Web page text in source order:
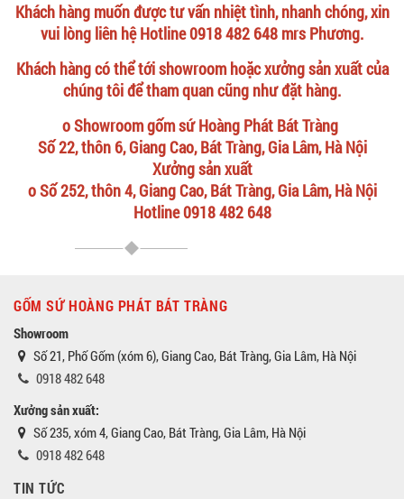
Khách hàng muốn được tư vấn nhiệt tình, nhanh chóng, xin
vui lòng liên hệ Hotline 0918 482 648 mrs Phương.
Khách hàng có thể tới showroom hoặc xưởng sản xuất của
chúng tôi để tham quan cũng như đặt hàng.
o Showroom gốm sứ Hoàng Phát Bát Tràng
Số 22, thôn 6, Giang Cao, Bát Tràng, Gia Lâm, Hà Nội
Xưởng sản xuất
o Số 252, thôn 4, Giang Cao, Bát Tràng, Gia Lâm, Hà Nội
Hotline 0918 482 648
GỐM SỨ HOÀNG PHÁT BÁT TRÀNG
Showroom
Số 21, Phố Gốm (xóm 6), Giang Cao, Bát Tràng, Gia Lâm, Hà Nội
0918 482 648
Xưởng sản xuất:
Số 235, xóm 4, Giang Cao, Bát Tràng, Gia Lâm, Hà Nội
0918 482 648
TIN TỨC